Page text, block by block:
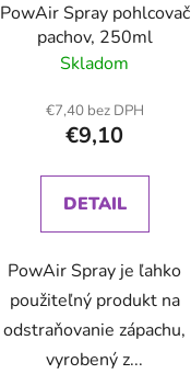
PowAir Spray pohlcovač
pachov, 250ml
Skladom
€7,40 bez DPH
€9,10
DETAIL
PowAir Spray je ľahko
použiteľný produkt na
odstraňovanie zápachu,
vyrobený z...